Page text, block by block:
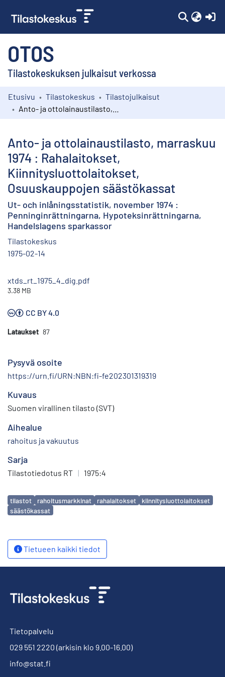
OTOS
Tilastokeskuksen julkaisut verkossa
Kokoelmat
Etusivu Tilastokeskus
Tilastojulkaisut
Anto- ja ottolainaustilasto, marraskuu
1974 : Rahalaitokset,
Kiinnitysluottolaitokset,
Osuuskauppojen säästökassat
Ut- och inlåningsstatistik, november 1974 :
Penninginrättningarna, Hypoteksinrättningarna,
Handelslagens sparkassor
Tilastokeskus
1975-02-14
xtds_rt_1975_4_dig.pdf
3.38 MB
CC BY 4.0
Lataukset 87
Pysyvä osoite
https://urn.fi/URN:NBN:fi-fe202301319319
Kuvaus
Suomen virallinen tilasto (SVT)
Aihealue
rahoitus ja vakuutus
Sarja
Tilastotiedotus RT | 1975:4
Avainsanat
tilastot rahoitusmarkkinat rahalaitokset
kiinnitysluottolaitokset
säästökassat
Tietueen kaikki tiedot
Tietopalvelu
029 551 2220 (arkisin klo 9.00-16.00)
info@stat.fi